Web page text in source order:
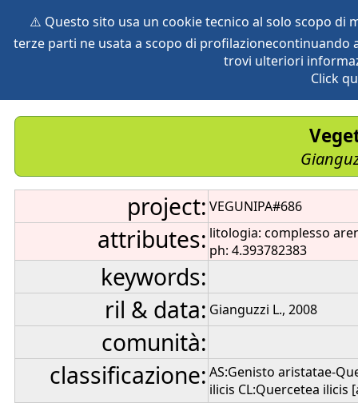
⚠️ Questo sito usa un cookie tecnico al solo scopo di
terze parti ne usata a scopo di
trovi ulteriori
Click
vegetation global db
project: VEGUNIPA#686
attributes: litologia: complesso
ph: 4.393782383
keywords:
ril & data: Gianguzzi L., 2008
comunità:
classificazione: AS:Genisto aristatae-
ilicis CL:Quercetea ilicis